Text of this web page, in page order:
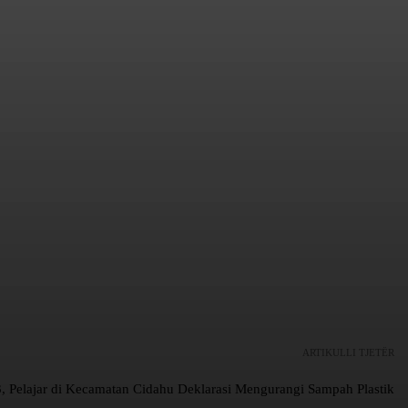
Pelajar di Kecamatan Cidahu Deklarasi Mengurangi Sampah Plastik